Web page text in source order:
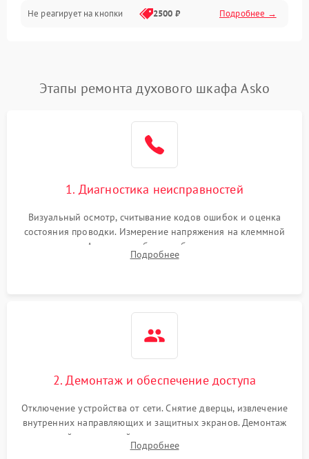
Не реагирует на кнопки 2500 ₽ Подробнее →
Этапы ремонта духового шкафа Asko
1. Диагностика неисправностей
Визуальный осмотр, считывание кодов ошибок и оценка
состояния проводки. Измерение напряжения на клеммной
колодке. Анализ жалоб на проблемы с нагревом,
конвекцией, панелью управления или блокировкой дверцы.
Подробнее
2. Демонтаж и обеспечение доступа
Отключение устройства от сети. Снятие дверцы, извлечение
внутренних направляющих и защитных экранов. Демонтаж
задней или верхней панели для прямого доступа к
нагревательным элементам, плате и вентиляторам.
Подробнее